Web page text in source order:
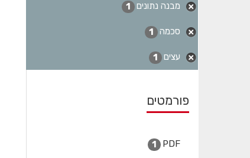
מבנה נתונים 1
סכמה 1
עצים 1
פורמטים
PDF
1